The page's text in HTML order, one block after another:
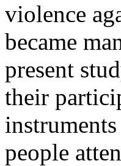
violence
became
present
their
people